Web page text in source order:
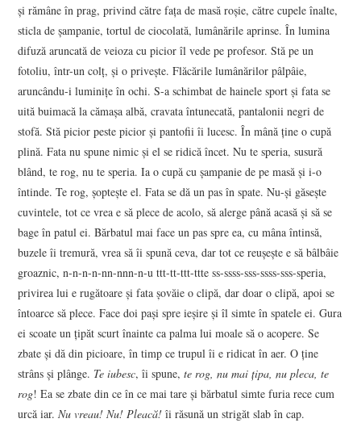
şi rămâne în prag, privind către faţa de masă roşie, către cupele înalte,
sticla de şampanie, tortul de ciocolată, lumânările aprinse. În lumina
difuză aruncată de veioza cu picior îl vede pe profesor. Stă pe un
fotoliu, într-un colţ, şi o priveşte. Flăcările lumânărilor pâlpâie,
aruncându-i luminiţe în ochi. S-a schimbat de hainele sport şi fata se
uită buimacă la cămaşa albă, cravata întunecată, pantalonii negri de
stofă. Stă picior peste picior şi pantofii îi lucesc. În mână ţine o cupă
plină. Fata nu spune nimic şi el se ridică încet. Nu te speria, susură
blând, te rog, nu te speria. Ia o cupă cu şampanie de pe masă şi i-o
întinde. Te rog, şopteşte el. Fata se dă un pas în spate. Nu-şi găseşte
cuvintele, tot ce vrea e să plece de acolo, să alerge până acasă şi să se
bage în patul ei. Bărbatul mai face un pas spre ea, cu mâna întinsă,
buzele îi tremură, vrea să îi spună ceva, dar tot ce reuşeşte e să bâlbâie
groaznic, n-n-n-n-nn-nnn-n-u ttt-tt-ttt-ttte ss-ssss-sss-ssss-sss-speria,
privirea lui e rugătoare şi fata şovăie o clipă, dar doar o clipă, apoi se
întoarce să plece. Face doi paşi spre ieşire şi îl simte în spatele ei. Gura
ei scoate un ţipăt scurt înainte ca palma lui moale să o acopere. Se
zbate şi dă din picioare, în timp ce trupul îi e ridicat în aer. O ţine
strâns şi plânge. Te iubesc, îi spune,te rog, nu mai ţipa, nu pleca, te
rog! Ea se zbate din ce în ce mai tare şi bărbatul simte furia rece cum
urcă iar.Nu vreau! Nu! Pleacă! îi răsună un strigăt slab în cap.